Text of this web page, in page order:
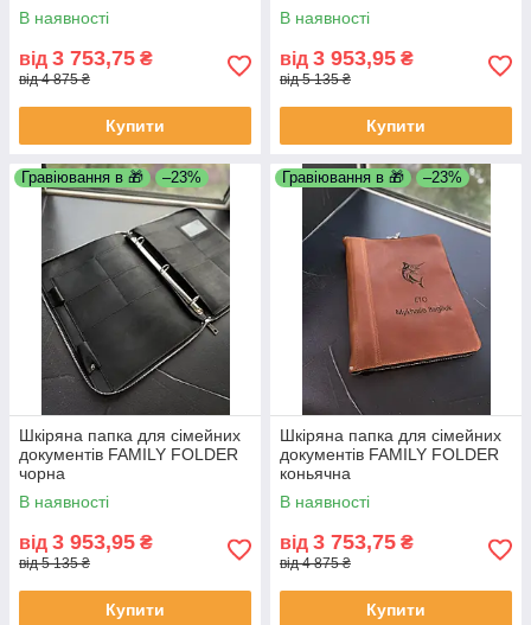
В наявності
від 3 753,75 ₴
від 4 875 ₴
Купити
В наявності
від 3 953,95 ₴
від 5 135 ₴
Купити
Гравіювання в 🎁 –23%
Шкіряна папка для сімейних
документів FAMILY FOLDER
чорна
В наявності
від 3 953,95 ₴
від 5 135 ₴
Купити
Гравіювання в 🎁 –23%
Шкіряна папка для сімейних
документів FAMILY FOLDER
коньячна
В наявності
від 3 753,75 ₴
від 4 875 ₴
Купити